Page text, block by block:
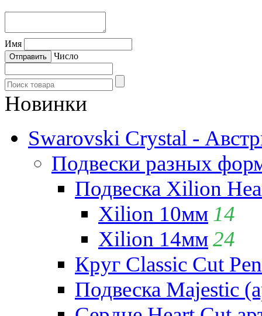
Имя
Число
Новинки
Swarovski Crystal -
Подвески разных
Подвеска Xilion
Xilion 10мм 14
Xilion 14мм24
Круг Classic Cut
Подвеска Majestic